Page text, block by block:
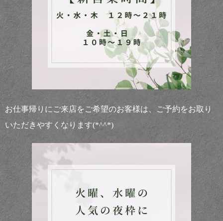
お仕事帰りにご来店をご希望のお客様は、ご予約をお取り
いただきやすくなります(*^^*)